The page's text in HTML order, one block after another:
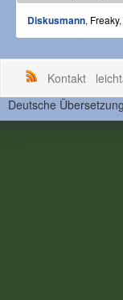
Diskusmann, Freaky,
Kontakt
Deutsche